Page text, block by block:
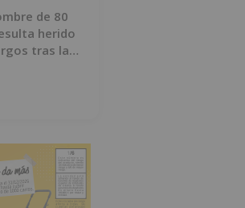
de 80
herido
tras la